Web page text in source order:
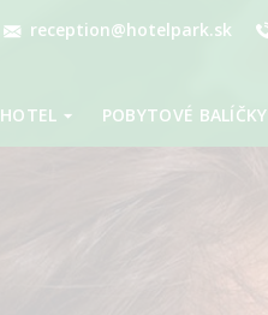
reception@hotelpark.sk
HOTEL POBYTOVÉ BALÍČKY